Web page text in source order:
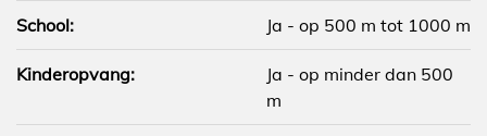
School: Ja - op 500 m tot 1000 m
Kinderopvang:
Ja - op minder dan 500
m